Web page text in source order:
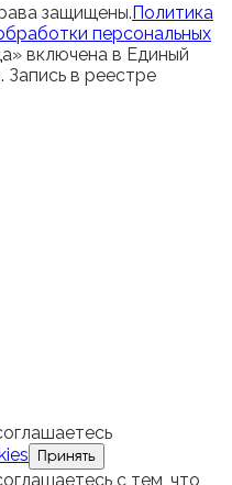
защищены.Политика
персональных
включена в Единый
Запись в реестре
Принять
с тем, что